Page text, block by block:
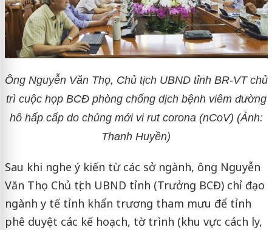
Ông Nguyễn Văn Thọ, Chủ tịch UBND tỉnh BR-VT chủ
trì cuộc họp BCĐ phòng chống dịch bệnh viêm đường
hô hấp cấp do chủng mới vi rut corona (nCoV) (Ảnh:
Thanh Huyền)
Sau khi nghe ý kiến từ các sở ngành, ông Nguyễn
Văn Thọ Chủ tịch UBND tỉnh (Trưởng BCĐ) chỉ đạo
ngành y tế tỉnh khẩn trương tham mưu để tỉnh
phê duyệt các kế hoạch, tờ trình (khu vực cách ly,